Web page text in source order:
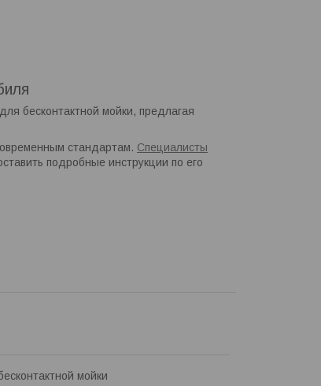
бесконтактной мойки, предлагая
стандартам. Специалисты
подробные инструкции по его
мойки